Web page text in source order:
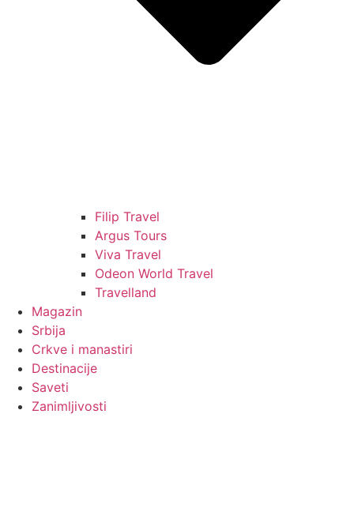
Filip Travel
Argus Tours
Viva Travel
Odeon World Travel
Travelland
Magazin
Srbija
Crkve i manastiri
Destinacije
Saveti
Zanimljivosti